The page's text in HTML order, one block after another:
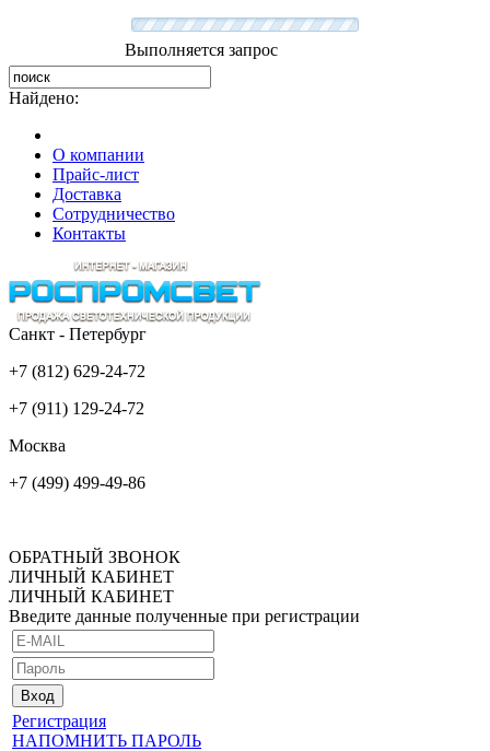
Выполняется запрос
Найдено:
О компании
Прайс-лист
Доставка
Сотрудничество
Контакты
Санкт - Петербург
+7 (812) 629-24-72
+7 (911) 129-24-72
Москва
+7 (499) 499-49-86
ОБРАТНЫЙ ЗВОНОК
ЛИЧНЫЙ КАБИНЕТ
ЛИЧНЫЙ КАБИНЕТ
Введите данные полученные при регистрации
Регистрация
НАПОМНИТЬ ПАРОЛЬ